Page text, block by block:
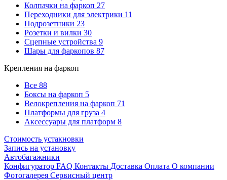
Колпачки на фаркоп 27
Переходники для электрики 11
Подрозетники 23
Розетки и вилки 30
Сцепные устройства 9
Шары для фаркопов 87
Крепления на фаркоп
Все 88
Боксы на фаркоп 5
Велокрепления на фаркоп 71
Платформы для груза 4
Аксессуары для платформ 8
Стоимость устакновки
Запись на установку
Автобагажники
Конфигуратор FAQ Контакты Доставка Оплата О компании
Фотогалерея Сервисный центр